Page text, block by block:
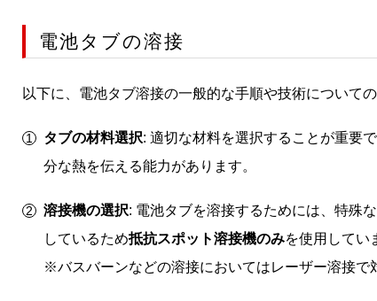
電池タブの溶接
以下に、電池タブ溶接の一般的な手順や技術について
タブの材料選択: 適切な材料を選択することが重要
分な熱を伝える能力があります。
溶接機の選択: 電池タブを溶接するためには、特殊
しているため抵抗スポット溶接機のみを使用してい
※バスバーンなどの溶接においてはレーザー溶接で